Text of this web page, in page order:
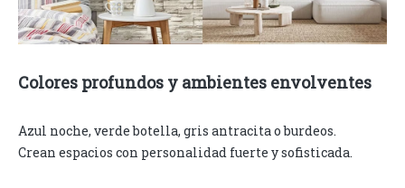
Colores profundos y ambientes envolventes
Azul noche, verde botella, gris antracita o burdeos.
Crean espacios con personalidad fuerte y sofisticada.